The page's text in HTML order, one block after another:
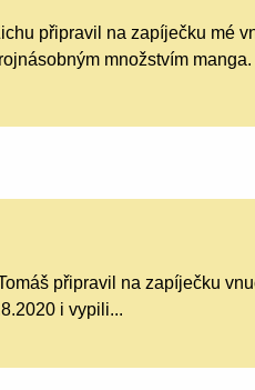
připravil na zapíječku mé
množstvím manga.
připravil na zapíječku
i vypili...